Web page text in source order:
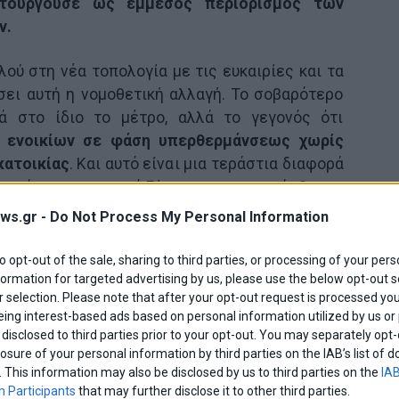
- Do Not Process My Personal Information
opt-out of the sale, sharing to third parties, or processing of your
for targeted advertising by us, please use the below opt-out
selection. Please note that after your opt-out request is processed
interest-based ads based on personal information utilized by us or
to third parties prior to your opt-out. You may separately
of your personal information by third parties on the IAB’s list of
This information may also be disclosed by us to third parties on the
Participants that may further disclose it to other third parties.
ως έμμεσος περιορισμός των
στη νέα τοπολογία με τις ευκαιρίες και τα
αυτή η νομοθετική αλλαγή. Το σοβαρότερο
ίδιο το μέτρο, αλλά το γεγονός ότι
ενοικίων σε φάση υπερθερμάνσεως χωρίς
. Και αυτό είναι μια τεράστια διαφορά
κοινωνικό ζήτημα εν τω γεννάσθαι.
ελάχιστες χώρες της Ευρωπαϊκής Ένωσης
προστασία ή κοινωνική κατοικία για
αυτή τη ρύθμιση το κράτος καταργεί μια
προστασίας των ενοικιαστών, έστω και για
εναλλακτικό μηχανισμό ασφαλείας.
αν ληφθεί υπόψη ότιπερίπου ένα
θεωρούνται οικονομικά ευάλωτοι και